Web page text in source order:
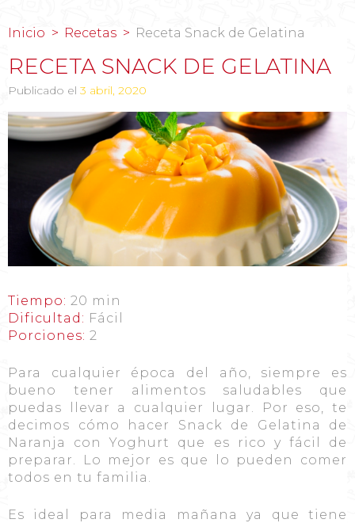
Inicio Recetas Receta Snack de Gelatina
RECETA SNACK DE GELATINA
Publicado el 3 abril, 2020
Tiempo: 20 min
Dificultad: Fácil
Porciones: 2
Para cualquier época del año, siempre es
bueno tener alimentos saludables que
puedas llevar a cualquier lugar. Por eso, te
decimos cómo hacer Snack de Gelatina de
Naranja con Yoghurt que es rico y fácil de
preparar. Lo mejor es que lo pueden comer
todos en tu familia.
Es ideal para media mañana ya que tiene